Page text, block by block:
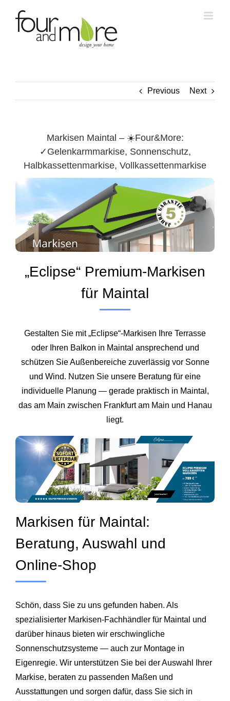
content
Previous Next
Markisen Maintal – ☀️Four&More:
✓Gelenkarmmarkise, Sonnenschutz,
Halbkassettenmarkise, Vollkassettenmarkise
„Eclipse“ Premium-Markisen
für Maintal
Gestalten Sie mit „Eclipse“-Markisen Ihre Terrasse
oder Ihren Balkon in Maintal ansprechend und
schützen Sie Außenbereiche zuverlässig vor Sonne
und Wind. Nutzen Sie unsere Beratung für eine
individuelle Planung — gerade praktisch in Maintal,
das am Main zwischen Frankfurt am Main und Hanau
liegt.
Markisen für Maintal:
Beratung, Auswahl und
Online-Shop
Schön, dass Sie zu uns gefunden haben. Als
spezialisierter Markisen-Fachhändler für Maintal und
darüber hinaus bieten wir erschwingliche
Sonnenschutzsysteme — auch zur Montage in
Eigenregie. Wir unterstützen Sie bei der Auswahl Ihrer
Markise, beraten zu passenden Maßen und
Ausstattungen und sorgen dafür, dass Sie sich in